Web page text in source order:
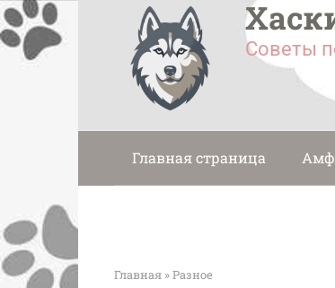
Перейти
к
контенту
Советы
Главная страница
Главная »Разное